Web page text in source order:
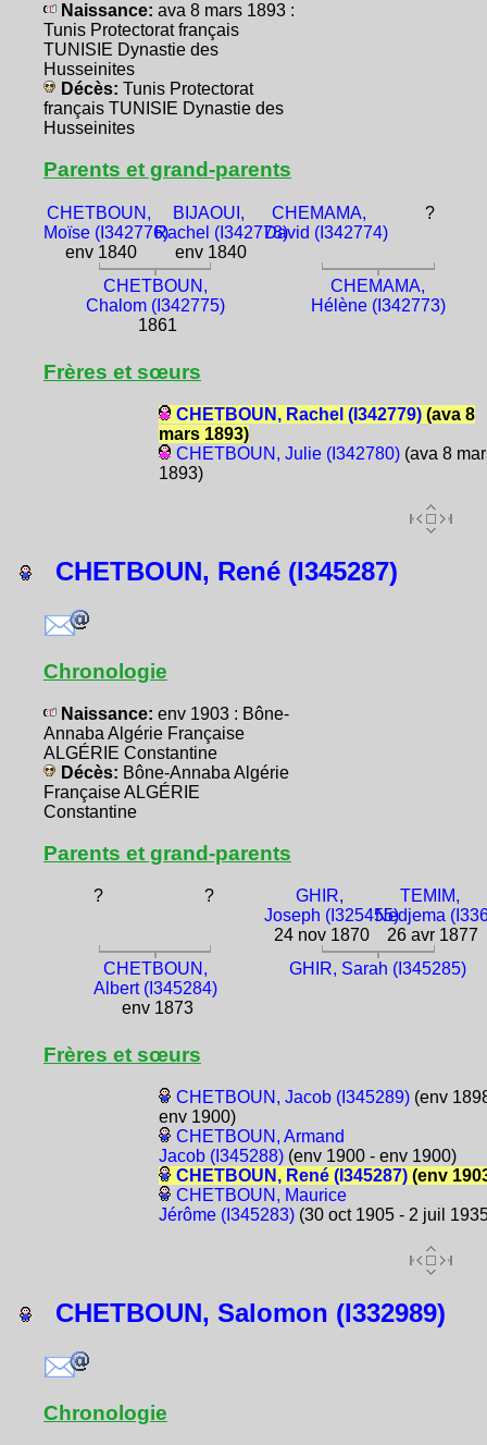
Naissance: ava 8 mars 1893 :
Tunis Protectorat français
TUNISIE Dynastie des
Husseinites
Décès: Tunis Protectorat
français TUNISIE Dynastie des
Husseinites
Parents et grand-parents
CHETBOUN,
Moïse (I342776)
env 1840
BIJAOUI,
Rachel (I342778)
env 1840
CHEMAMA,
David (I342774)
?
CHETBOUN,
Chalom (I342775)
1861
CHEMAMA,
Hélène (I342773)
Frères et sœurs
CHETBOUN, Rachel (I342779)(ava 8
mars 1893)
CHETBOUN, Julie (I342780)(ava 8
1893)
CHETBOUN, René (I345287)
Chronologie
Naissance: env 1903 : Bône-
Annaba Algérie Française
ALGÉRIE Constantine
Décès: Bône-Annaba Algérie
Française ALGÉRIE
Constantine
Parents et grand-parents
? ?
GHIR,
Joseph (I325455)
24 nov 1870
TEMIM,
Nedjema
26 avr 1877
CHETBOUN,
Albert (I345284)
env 1873
GHIR, Sarah (I345285)
Frères et sœurs
CHETBOUN, Jacob (I345289)(env
env 1900)
CHETBOUN, Armand
Jacob (I345288)(env 1900 - env 1900)
CHETBOUN, René (I345287)(env
CHETBOUN, Maurice
Jérôme (I345283)(30 oct 1905 - 2 juil
CHETBOUN, Salomon (I332989)
Chronologie